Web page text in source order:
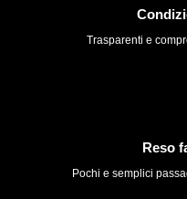
Trasparenti e
Reso
Pochi e semplici